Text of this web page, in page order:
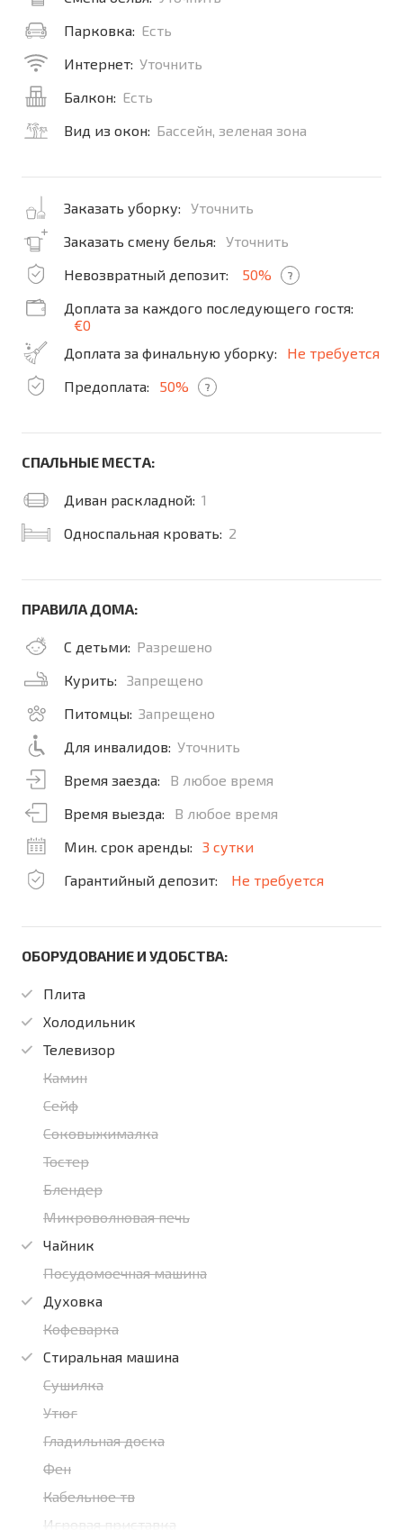
Парковка: Есть
Интернет: Уточнить
Балкон: Есть
Вид из окон: Бассейн, зеленая зона
Заказать уборку:
Уточнить
Заказать смену белья:
Уточнить
Невозвратный депозит:
50% ?
Доплата за каждого последующего гостя:
€0
Доплата за финальную уборку:
Не требуется
Предоплата:
50% ?
СПАЛЬНЫЕ МЕСТА:
Диван раскладной: 1
Односпальная кровать: 2
ПРАВИЛА ДОМА:
С детьми: Разрешено
Курить:
Запрещено
Питомцы: Запрещено
Для инвалидов: Уточнить
Время заезда:
В любое время
Время выезда:
В любое время
Мин. срок аренды:
3 сутки
Гарантийный депозит:
Не требуется
ОБОРУДОВАНИЕ И УДОБСТВА:
Плита
Холодильник
Телевизор
Камин
Сейф
Соковыжималка
Тостер
Блендер
Микроволновая печь
Чайник
Посудомоечная машина
Духовка
Кофеварка
Стиральная машина
Сушилка
Утюг
Гладильная доска
Фен
Кабельное тв
Игровая приставка